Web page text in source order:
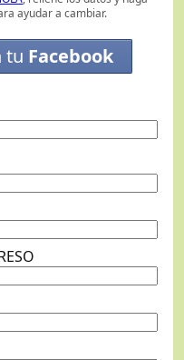
ayudar a cambiar.
tu Facebook